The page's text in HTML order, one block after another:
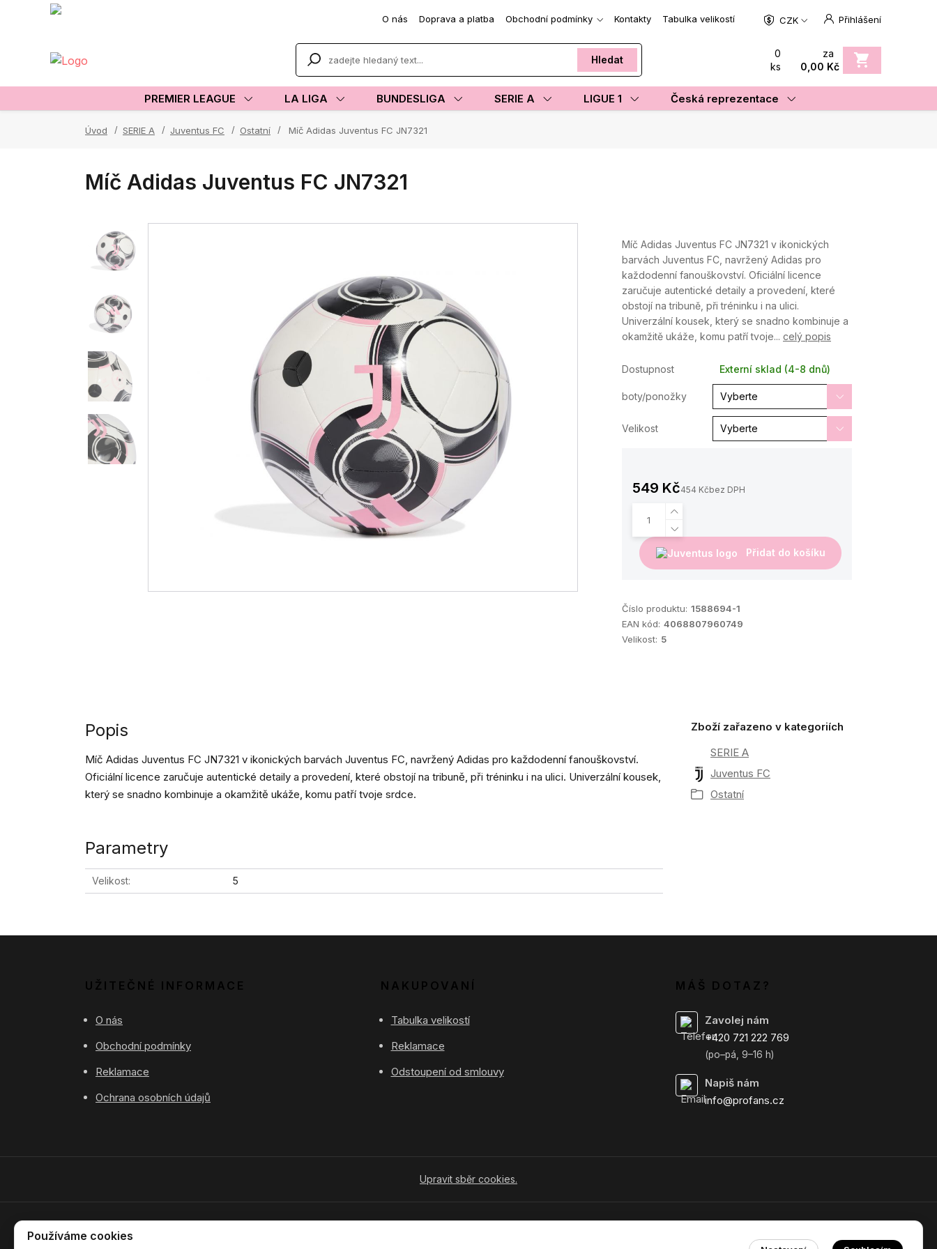
O nás Doprava a platba Obchodní podmínky Kontakty Tabulka velikostí CZK Přihlášení
Hledat
0
ks
za
0,00 Kč
PREMIER LEAGUE LA LIGA BUNDESLIGA SERIE A LIGUE 1 Česká reprezentace
Úvod SERIE A Juventus FC Ostatní Míč Adidas Juventus FC JN7321
Míč Adidas Juventus FC JN7321
Míč Adidas Juventus FC JN7321 v ikonických
barvách Juventus FC, navržený Adidas pro
každodenní fanouškovství. Oficiální licence
zaručuje autentické detaily a provedení, které
obstojí na tribuně, při tréninku i na ulici.
Univerzální kousek, který se snadno kombinuje a
okamžitě ukáže, komu patří tvoje... celý popis
Dostupnost Externí sklad (4-8 dnů)
boty/ponožky
Velikost
549 Kč454 Kčbez DPH
Přidat do košíku
Číslo produktu: 1588694-1
EAN kód: 4068807960749
Velikost: 5
Popis
Míč Adidas Juventus FC JN7321 v ikonických barvách Juventus FC, navržený Adidas pro každodenní fanouškovství.
Oficiální licence zaručuje autentické detaily a provedení, které obstojí na tribuně, při tréninku i na ulici. Univerzální kousek,
který se snadno kombinuje a okamžitě ukáže, komu patří tvoje srdce.
Parametry
Velikost 5
Zboží zařazeno v kategoriích
SERIE A
Juventus FC
Ostatní
UŽITEČNÉ INFORMACE
O nás
Obchodní podmínky
Reklamace
Ochrana osobních údajů
NAKUPOVANÍ
Tabulka velikostí
Reklamace
Odstoupení od smlouvy
MÁŠ DOTAZ?
Zavolej nám
+420 721 222 769
(po–pá, 9–16 h)
Napiš nám
info@profans.cz
Upravit sběr cookies.
Používáme cookies